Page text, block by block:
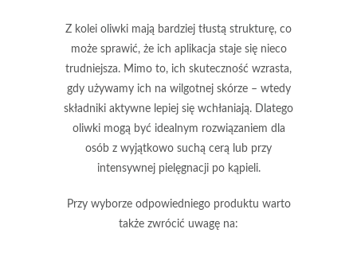
Z kolei oliwki mają bardziej tłustą strukturę, co
może sprawić, że ich aplikacja staje się nieco
trudniejsza. Mimo to, ich skuteczność wzrasta,
gdy używamy ich na wilgotnej skórze – wtedy
składniki aktywne lepiej się wchłaniają. Dlatego
oliwki mogą być idealnym rozwiązaniem dla
osób z wyjątkowo suchą cerą lub przy
intensywnej pielęgnacji po kąpieli.
Przy wyborze odpowiedniego produktu warto
także zwrócić uwagę na: